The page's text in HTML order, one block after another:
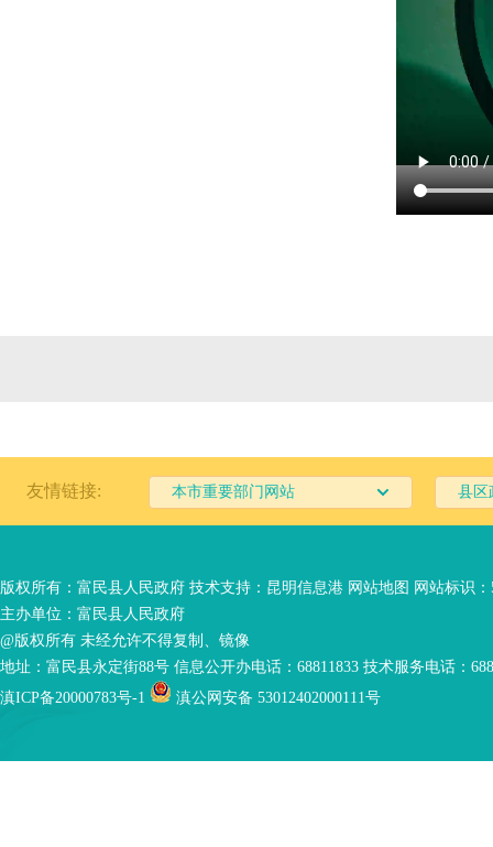
友情链接: 本市重要部门网站 县区
版权所有：富民县人民政府 技术支持： 昆明信息港 网站地图 网站标识：
主办单位：富民县人民政府
@版权所有 未经允许不得复制、镜像
地址：富民县永定街88号 信息公开办电话：68811833 技术服务电话：
滇ICP备20000783号-1
滇公网安备 53012402000111号